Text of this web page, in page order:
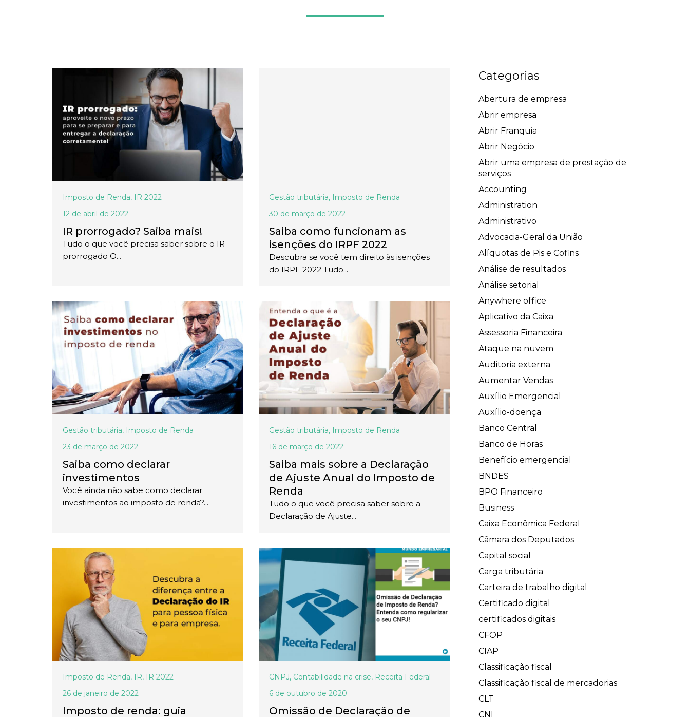
Imposto de Renda,
IR 2022
12 de abril de 2022
IR prorrogado? Saiba mais!
Tudo o que você precisa saber sobre o IR
prorrogado O...
Gestão tributária, Imposto de Renda
30 de março de 2022
Saiba como funcionam as
isenções do IRPF 2022
Descubra se você tem direito às isenções
do IRPF 2022 Tudo...
Gestão tributária, Imposto de Renda
23 de março de 2022
Saiba como declarar
investimentos
Você ainda não sabe como declarar
investimentos ao imposto de renda?...
Gestão tributária, Imposto de Renda
16 de março de 2022
Saiba mais sobre a Declaração
de Ajuste Anual do Imposto de
Renda
Tudo o que você precisa saber sobre a
Declaração de Ajuste...
Imposto de Renda, IR,
IR 2022
26 de janeiro de 2022
Imposto de renda: guia
CNPJ, Contabilidade na crise, Receita Federal
6 de outubro de 2020
Omissão de Declaração de
Categorias
Abertura de empresa
Abrir empresa
Abrir Franquia
Abrir Negócio
Abrir uma empresa de prestação de
serviços
Accounting
Administration
Administrativo
Advocacia-Geral da União
Alíquotas de Pis e Cofins
Análise de resultados
Análise setorial
Anywhere office
Aplicativo da Caixa
Assessoria Financeira
Ataque na nuvem
Auditoria externa
Aumentar Vendas
Auxílio Emergencial
Auxílio-doença
Banco Central
Banco de Horas
Benefício emergencial
BNDES
BPO Financeiro
Business
Caixa Econômica Federal
Câmara dos Deputados
Capital social
Carga tributária
Carteira de trabalho digital
Certificado digital
certificados digitais
CFOP
CIAP
Classificação fiscal
Classificação fiscal de mercadorias
CLT
CNI